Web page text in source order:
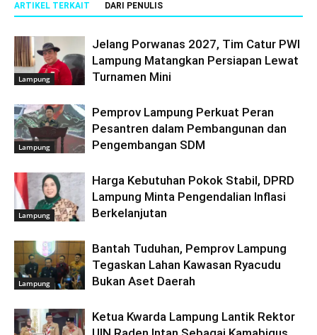
ARTIKEL TERKAIT DARI PENULIS
Lampung
Jelang Porwanas 2027, Tim Catur PWI
Lampung Matangkan Persiapan Lewat
Turnamen Mini
Lampung
Pemprov Lampung Perkuat Peran
Pesantren dalam Pembangunan dan
Pengembangan SDM
Lampung
Harga Kebutuhan Pokok Stabil, DPRD
Lampung Minta Pengendalian Inflasi
Berkelanjutan
Lampung
Bantah Tuduhan, Pemprov Lampung
Tegaskan Lahan Kawasan Ryacudu
Bukan Aset Daerah
Ketua Kwarda Lampung Lantik Rektor